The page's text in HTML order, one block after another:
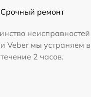
Срочный ремонт
неисправностей
Veber мы устраняем в
течение 2 часов.